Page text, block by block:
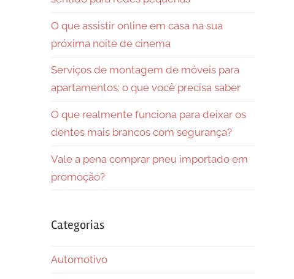
O que assistir online em casa na sua
próxima noite de cinema
Serviços de montagem de móveis para
apartamentos: o que você precisa saber
O que realmente funciona para deixar os
dentes mais brancos com segurança?
Vale a pena comprar pneu importado em
promoção?
Categorias
Automotivo